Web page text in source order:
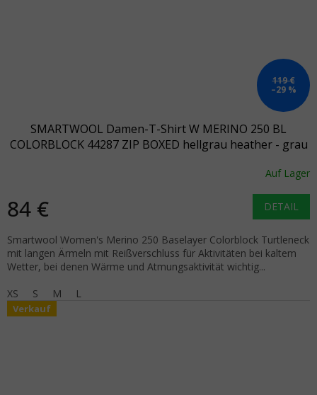
119 €
–29 %
SMARTWOOL Damen-T-Shirt W MERINO 250 BL
COLORBLOCK 44287 ZIP BOXED hellgrau heather - grau
Auf Lager
84 € DETAIL
Smartwool Women's Merino 250 Baselayer Colorblock Turtleneck
mit langen Ärmeln mit Reißverschluss für Aktivitäten bei kaltem
Wetter, bei denen Wärme und Atmungsaktivität wichtig...
XS
S M L
Verkauf